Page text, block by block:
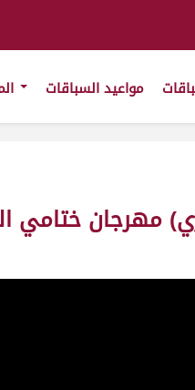
مواعيد السباقات